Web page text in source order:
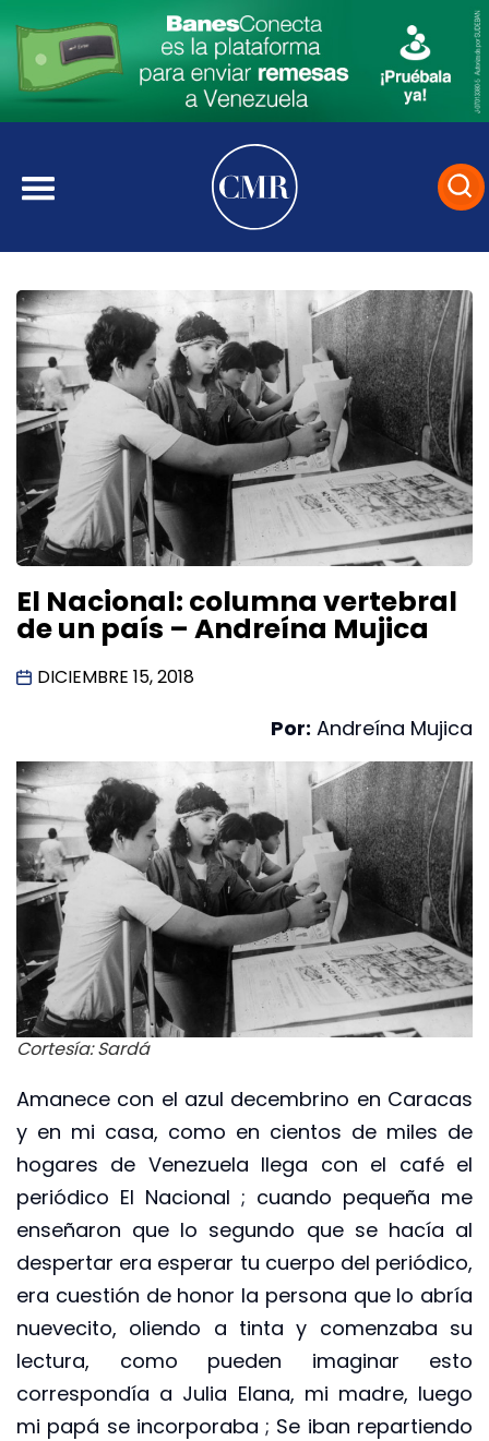
El Nacional: columna vertebral
de un país – Andreína Mujica
DICIEMBRE 15, 2018
Por: Andreína Mujica
Cortesía: Sardá
Amanece con el azul decembrino en Caracas
y en mi casa, como en cientos de miles de
hogares de Venezuela llega con el café el
periódico El Nacional ; cuando pequeña me
enseñaron que lo segundo que se hacía al
despertar era esperar tu cuerpo del periódico,
era cuestión de honor la persona que lo abría
nuevecito, oliendo a tinta y comenzaba su
lectura, como pueden imaginar esto
correspondía a Julia Elana, mi madre, luego
mi papá se incorporaba ; Se iban repartiendo